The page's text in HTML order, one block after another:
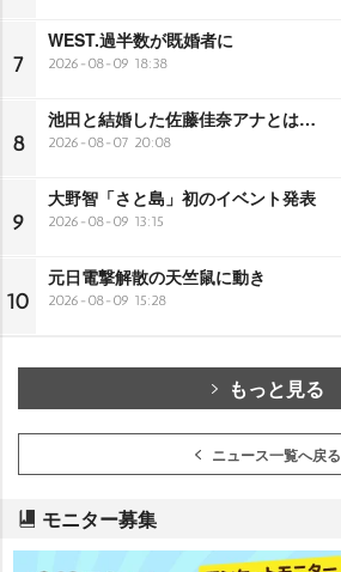
7
WEST.過半数が既婚者に
2026-08-09 18:38
8
池田と結婚した佐藤佳奈アナとは…
2026-08-07 20:08
9
大野智「さと島」初のイベント発表
2026-08-09 13:15
10
元日電撃解散の天竺鼠に動き
2026-08-09 15:28
もっと見る
ニュース一覧へ戻る
モニター募集